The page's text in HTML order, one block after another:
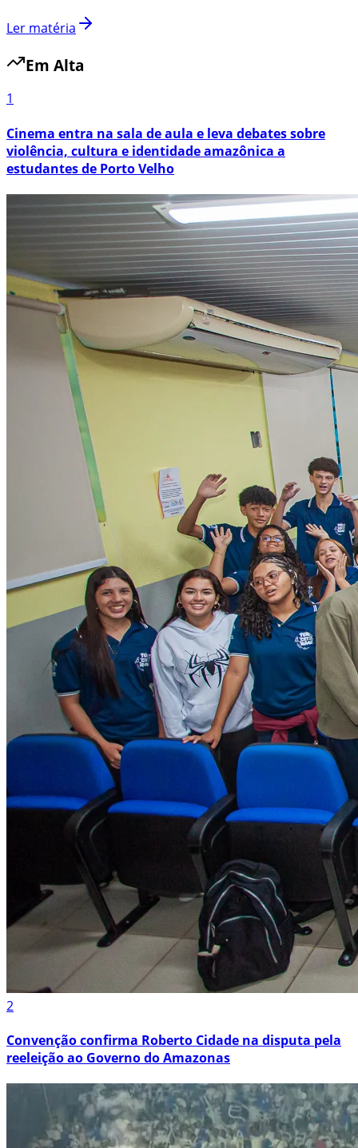
Ler matéria
Em Alta
1
Cinema entra na sala de aula e leva debates sobre
violência, cultura e identidade amazônica a
estudantes de Porto Velho
2
Convenção confirma Roberto Cidade na disputa pela
reeleição ao Governo do Amazonas